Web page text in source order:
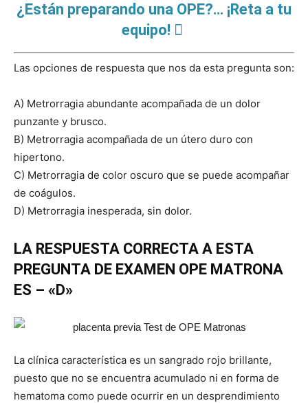
¿Están preparando una OPE?… ¡Reta a tu
equipo!
Las opciones de respuesta que nos da esta pregunta son:
A) Metrorragia abundante acompañada de un dolor
punzante y brusco.
B) Metrorragia acompañada de un útero duro con
hipertono.
C) Metrorragia de color oscuro que se puede acompañar
de coágulos.
D) Metrorragia inesperada, sin dolor.
LA RESPUESTA CORRECTA A ESTA
PREGUNTA DE EXAMEN OPE MATRONA
ES – «D»
La clínica característica es un sangrado rojo brillante,
puesto que no se encuentra acumulado ni en forma de
hematoma como puede ocurrir en un desprendimiento